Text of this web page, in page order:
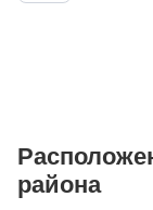
района